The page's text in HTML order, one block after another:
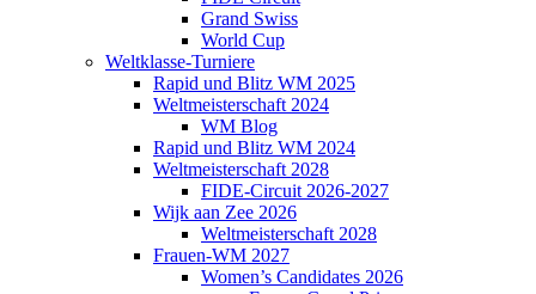
Grand Swiss
World Cup
Weltklasse-Turniere
Rapid und Blitz WM 2025
Weltmeisterschaft 2024
WM Blog
Rapid und Blitz WM 2024
Weltmeisterschaft 2028
FIDE-Circuit 2026-2027
Wijk aan Zee 2026
Weltmeisterschaft 2028
Frauen-WM 2027
Women’s Candidates 2026